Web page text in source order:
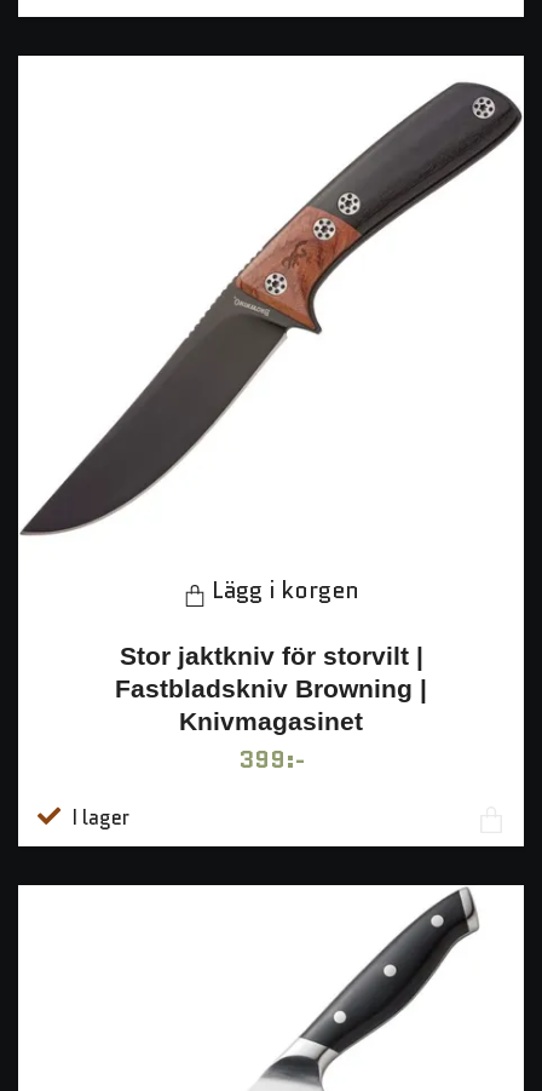
Lägg i korgen
Stor jaktkniv för storvilt |
Fastbladskniv Browning |
Knivmagasinet
399:-
I lager